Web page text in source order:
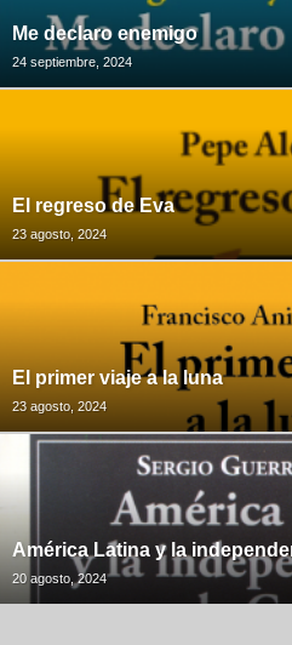
Me declaro enemigo
24 septiembre, 2024
El regreso de Eva
23 agosto, 2024
El primer viaje a la luna
23 agosto, 2024
América Latina y la
20 agosto, 2024